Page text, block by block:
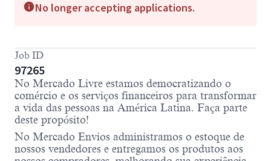
No longer accepting applications.
Job ID
97265
No Mercado Livre estamos democratizando o
comércio e os serviços financeiros para transformar
a vida das pessoas na América Latina. Faça parte
deste propósito!
No Mercado Envios administramos o estoque de
nossos vendedores e entregamos os produtos aos